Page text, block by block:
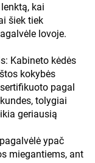
kai
šiek tiek
lovoje.
Kabineto kėdės
kokybės
pagal
tolygiai
geriausią
ypač
miegantiems, ant